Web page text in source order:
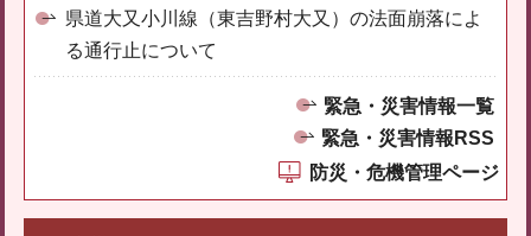
県道大又小川線（東吉野村大又）の法面崩落によ
る通行止について
緊急・災害情報一覧
緊急・災害情報RSS
防災・危機管理ページ